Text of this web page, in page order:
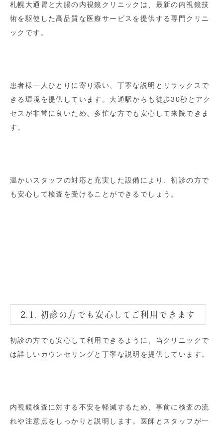
札幌大通胃と大腸の内視鏡クリニックは、最新の内視鏡技
術を駆使した高品質な医療サービスを提供する専門クリニ
ックです。
患者様一人ひとりに寄り添い、丁寧な説明とリラックスで
きる環境を提供しています。大通駅からも徒歩30秒とアク
セスが非常に良いため、多忙な方でも安心して来院できま
す。
温かいスタッフの対応と充実した設備により、初診の方で
も安心して検査を受けることができるでしょう。
2.1. 初診の方でも安心してご利用できます
初診の方でも安心して利用できるように、当クリニックで
は詳しいカウンセリングと丁寧な説明を提供しています。
内視鏡検査に対する不安を軽減するため、事前に検査の流
れや注意点をしっかりと説明します。医師とスタッフが一